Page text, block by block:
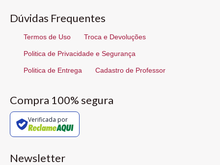
Dúvidas Frequentes
Termos de Uso Troca e Devoluções
Politica de Privacidade e Segurança
Politica de Entrega Cadastro de Professor
Compra 100% segura
Verificada por
Newsletter